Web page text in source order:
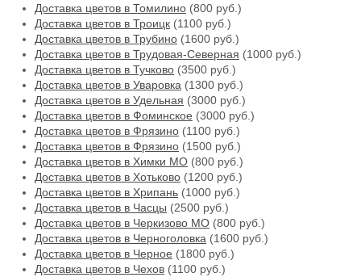
Доставка цветов в Томилино (800 руб.)
Доставка цветов в Троицк (1100 руб.)
Доставка цветов в Трубино (1600 руб.)
Доставка цветов в Трудовая-Северная (1000 руб.)
Доставка цветов в Тучково (3500 руб.)
Доставка цветов в Уваровка (1300 руб.)
Доставка цветов в Удельная (3000 руб.)
Доставка цветов в Фоминское (3000 руб.)
Доставка цветов в Фрязино (1100 руб.)
Доставка цветов в Фрязино (1500 руб.)
Доставка цветов в Химки МО (800 руб.)
Доставка цветов в Хотьково (1200 руб.)
Доставка цветов в Хрипань (1000 руб.)
Доставка цветов в Часцы (2500 руб.)
Доставка цветов в Черкизово МО (800 руб.)
Доставка цветов в Черноголовка (1600 руб.)
Доставка цветов в Черное (1800 руб.)
Доставка цветов в Чехов (1100 руб.)